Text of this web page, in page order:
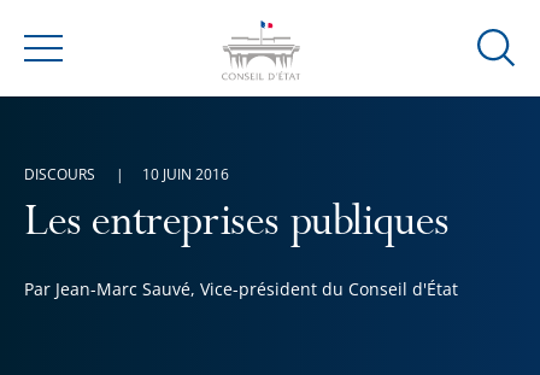
Menu
Ouvrir
Les entreprises publiques
Par Jean-Marc Sauvé, Vice-président du Conseil d'État
DISCOURS 10 JUIN 2016